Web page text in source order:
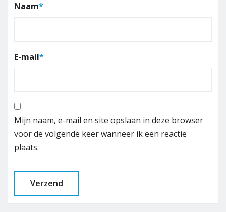
Naam*
E-mail*
Mijn naam, e-mail en site opslaan in deze browser
voor de volgende keer wanneer ik een reactie
plaats.